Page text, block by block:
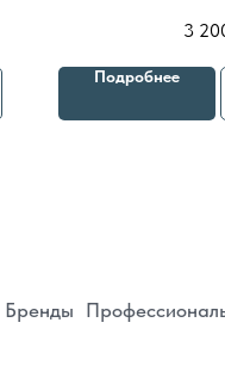
также для кожи с
3
Подробнее
Профессиональная